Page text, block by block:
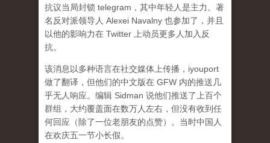
抗议当局封锁 telegram，其中年轻人是主力。著
名反对派领导人 Alexei Navalny 也参加了，并且
以他的影响力在 Twitter 上动员更多人加入反
抗。
该消息以多种语言在社交媒体上传播，iyouport
做了翻译，但他们的中文版在 GFW 内的推送几
乎无人响应。编辑 Sidman 说他们推送了上百个
群组，大约覆盖面在数万人左右，但没有收到任
何回应（除了一位老朋友的点赞）。当时中国人
在欢庆五一节小长假。